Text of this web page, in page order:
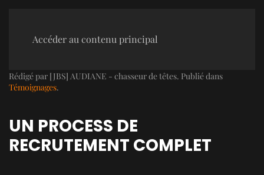
Accéder au contenu principal
Rédigé par [JBS] AUDIANE - chasseur de têtes. Publié dans
Témoignages.
UN PROCESS DE
RECRUTEMENT COMPLET